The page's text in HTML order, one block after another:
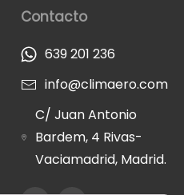
Contacto
639 201 236
info@climaero.com
C/ Juan Antonio
Bardem, 4 Rivas-
Vaciamadrid, Madrid.